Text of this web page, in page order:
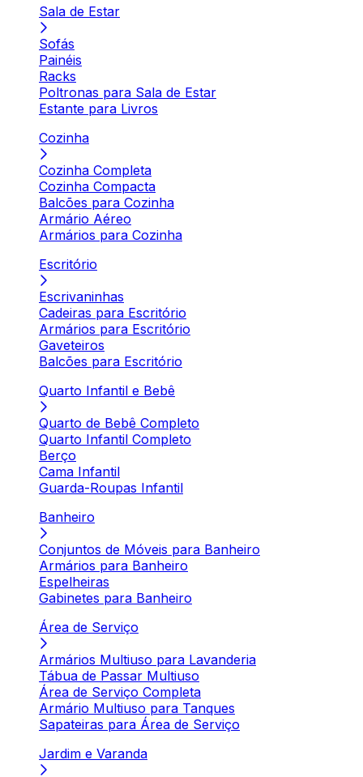
Sala de Estar
Sofás
Painéis
Racks
Poltronas para Sala de Estar
Estante para Livros
Cozinha
Cozinha Completa
Cozinha Compacta
Balcões para Cozinha
Armário Aéreo
Armários para Cozinha
Escritório
Escrivaninhas
Cadeiras para Escritório
Armários para Escritório
Gaveteiros
Balcões para Escritório
Quarto Infantil e Bebê
Quarto de Bebê Completo
Quarto Infantil Completo
Berço
Cama Infantil
Guarda-Roupas Infantil
Banheiro
Conjuntos de Móveis para Banheiro
Armários para Banheiro
Espelheiras
Gabinetes para Banheiro
Área de Serviço
Armários Multiuso para Lavanderia
Tábua de Passar Multiuso
Área de Serviço Completa
Armário Multiuso para Tanques
Sapateiras para Área de Serviço
Jardim e Varanda